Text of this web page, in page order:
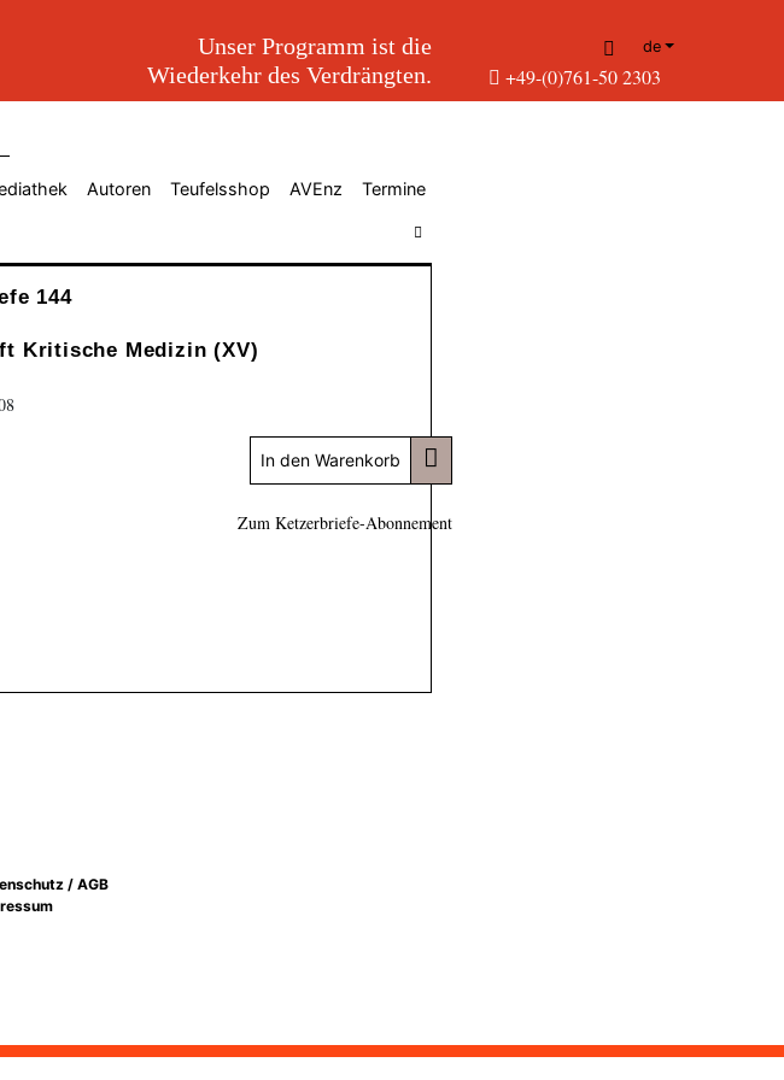
Unser Programm ist die
Wiederkehr des Verdrängten.
de
+49-(0)761-50 2303
Autoren Teufelsshop AVEnz Termine
144
Kritische Medizin (XV)
In den Warenkorb
Zum Ketzerbriefe-Abonnement
/ AGB